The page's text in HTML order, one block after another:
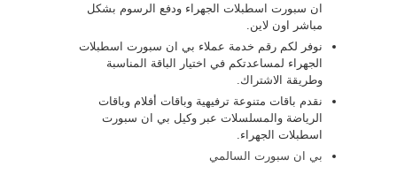
ان سبورت اسطبلات الجهراء ودفع الرسوم بشكل
مباشر اون لاين.
نوفر لكم رقم خدمة عملاء بي ان سبورت اسطبلات
الجهراء لمساعدتكم في اختيار الباقة المناسبة
وطريقة الاشتراك.
نقدم باقات متنوعة ترفيهية وباقات أفلام وباقات
الرياضة والمسلسلات عبر وكيل بي ان سبورت
اسطبلات الجهراء.
بي ان سبورت السالمي